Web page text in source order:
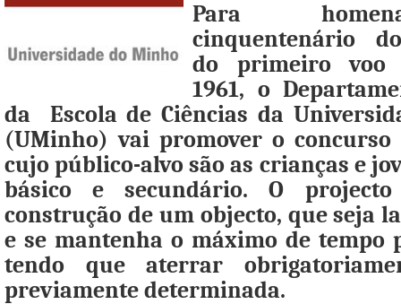
Para
cinquentenário
do primeiro voo
1961, o
da Escola de Ciências da
(UMinho) vai promover o concurso
cujo público-alvo são as crianças e
básico e secundário. O
construção de um objecto, que seja
e se mantenha o máximo de tempo
tendo que aterrar
previamente determinada.